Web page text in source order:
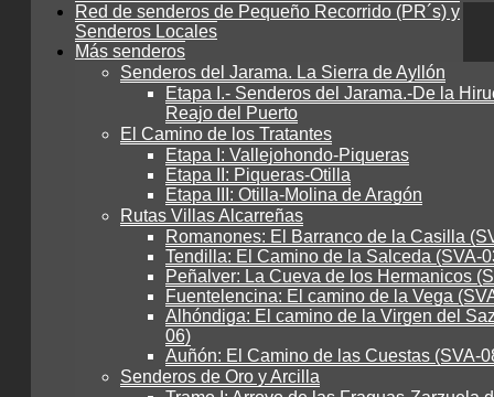
Red de senderos de Pequeño Recorrido (PR´s) y
Senderos Locales
Más senderos
Senderos del Jarama. La Sierra de Ayllón
Etapa I.- Senderos del Jarama.-De la
Reajo del Puerto
El Camino de los Tratantes
Etapa I: Vallejohondo-Piqueras
Etapa II: Piqueras-Otilla
Etapa III: Otilla-Molina de Aragón
Rutas Villas Alcarreñas
Romanones: El Barranco de la Casilla
Tendilla: El Camino de la Salceda (SVA-
Peñalver: La Cueva de los Hermanicos
Fuentelencina: El camino de la Vega
Alhóndiga: El camino de la Virgen del
06)
Auñón: El Camino de las Cuestas (SVA-
Senderos de Oro y Arcilla